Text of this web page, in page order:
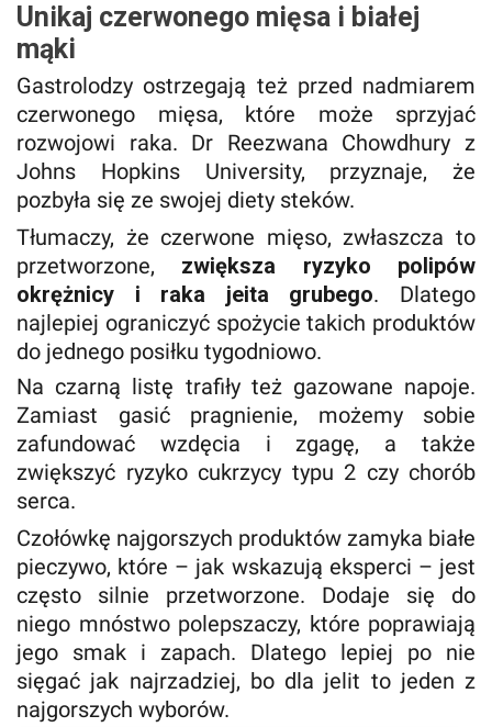
Unikaj czerwonego mięsa i białej
mąki
Gastrolodzy ostrzegają też przed nadmiarem
czerwonego mięsa, które może sprzyjać
rozwojowi raka. Dr Reezwana Chowdhury z
Johns Hopkins University, przyznaje, że
pozbyła się ze swojej diety steków.
Tłumaczy, że czerwone mięso, zwłaszcza to
przetworzone, zwiększa ryzyko polipów
okrężnicy i raka jeita grubego. Dlatego
najlepiej ograniczyć spożycie takich produktów
do jednego posiłku tygodniowo.
Na czarną listę trafiły też gazowane napoje.
Zamiast gasić pragnienie, możemy sobie
zafundować wzdęcia i zgagę, a także
zwiększyć ryzyko cukrzycy typu 2 czy chorób
serca.
Czołówkę najgorszych produktów zamyka białe
pieczywo, które – jak wskazują eksperci – jest
często silnie przetworzone. Dodaje się do
niego mnóstwo polepszaczy, które poprawiają
jego smak i zapach. Dlatego lepiej po nie
sięgać jak najrzadziej, bo dla jelit to jeden z
najgorszych wyborów.